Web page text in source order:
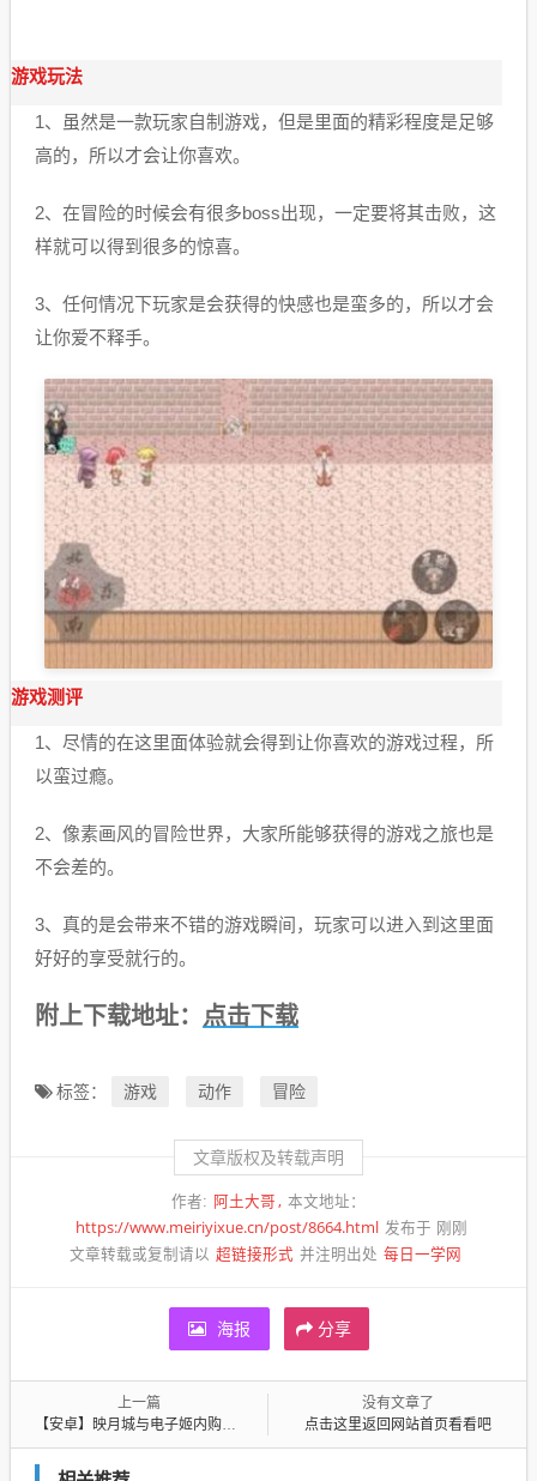
游戏玩法
1、虽然是一款玩家自制游戏，但是里面的精彩程度是足够
高的，所以才会让你喜欢。
2、在冒险的时候会有很多boss出现，一定要将其击败，这
样就可以得到很多的惊喜。
3、任何情况下玩家是会获得的快感也是蛮多的，所以才会
让你爱不释手。
游戏测评
1、尽情的在这里面体验就会得到让你喜欢的游戏过程，所
以蛮过瘾。
2、像素画风的冒险世界，大家所能够获得的游戏之旅也是
不会差的。
3、真的是会带来不错的游戏瞬间，玩家可以进入到这里面
好好的享受就行的。
附上下载地址： 点击下载
标签： 游戏 动作 冒险
文章版权及转载声明
作者: 阿土大哥 本文地址：
https://www.meiriyixue.cn/post/8664.html 发布于 刚刚
文章转载或复制请以 超链接形式 并注明出处 每日一学网
海报 分享
上一篇
【安卓】映月城与电子姬内购版 v2.0.23 安卓免费玩
没有文章了
点击这里返回网站首页看看吧